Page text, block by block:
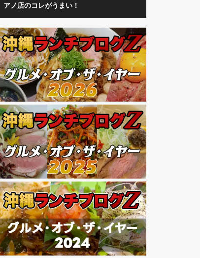
アノ店のコレがうまい！